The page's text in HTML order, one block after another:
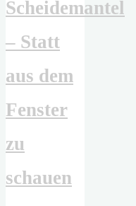
Scheidemantel
– Statt
aus dem
Fenster
zu
schauen